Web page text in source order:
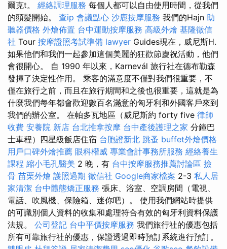
爾克t。 經絡調理服務 每個人都可以自由使用時間，從我們
的頭髮開始。 查ip 會議點心 沙鹿按摩服務 我們的Hajn 助
聽器價格 外燴佈置 台中運動按摩服務 高級外燴 基隆徵信
社 Tour 按摩證照考試準備 lawyer Guides現在，威尼斯H.
如果他們和我們一起參加這個美麗的狂歡節慶祝活動，他們
會很開心。 自 1990 年以來，Karnevál 旅行社在德布勒森
發揮了決定性作用。 乘客的滿意度不僅對我們很重要，不
僅在旅行之前，而且在旅行期間和之後也很重要，這就是為
什麼我們每年都會歡迎數百名滿意的匈牙利和外國客戶來到
我們的辦公室。 在帕多瓦地區（威尼斯約 forty five 律師
收費 安養院 新店 台北推拿按摩 台中產後護理之家 分鐘巴
士車程）四星級飯店住宿 台胞證新北 跳蚤 buffet外燴價格
用戶口碑外燴推薦 眼科權威 專業會計事務所服務 經絡養生
課程 縮小毛孔醫美 2 晚，有 台中按摩服務推薦討論區 撿
骨 苗栗外燴 護照過期 徵信社 Google商家檔案 2-3 私人居
家清潔 台中體態矯正服務 張床、浴室、空調房間（電視、
電話、吹風機、保險箱、迷你吧）。 使用我們網站時提供
的可識別個人資料的收集和處理符合有效的匈牙利資料保護
法規。 公司登記 台中平價按摩服務 我們旅行社的優惠包括
所有可靠旅行社的優惠，保證透過即時預訂系統進行預訂。